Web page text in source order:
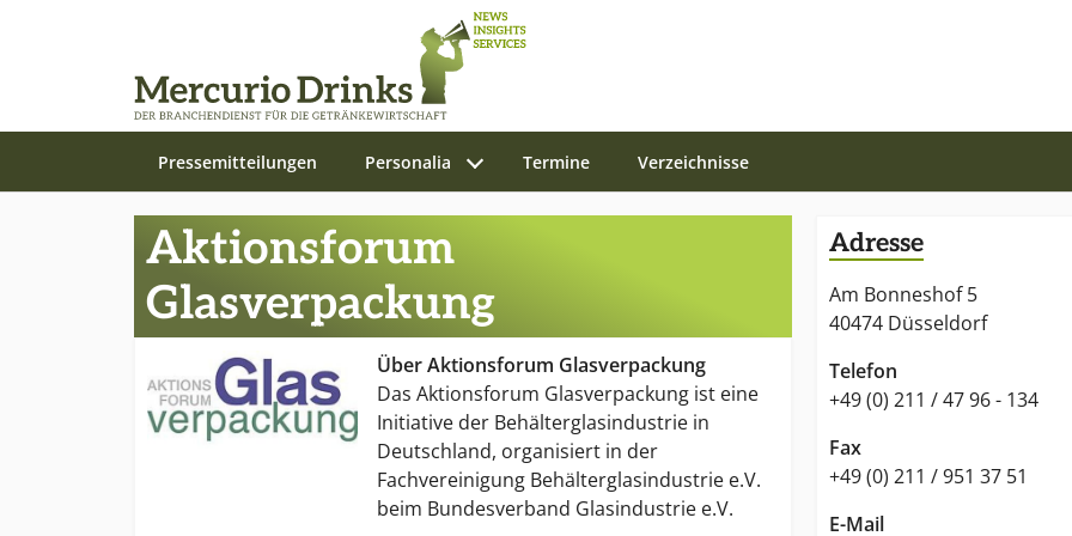
Pressemitteilungen Personalia Termine Verzeichnisse
Aktionsforum
Glasverpackung
Über Aktionsforum Glasverpackung
Das Aktionsforum Glasverpackung ist eine
Initiative der Behälterglasindustrie in
Deutschland, organisiert in der
Fachvereinigung Behälterglasindustrie e.V.
beim Bundesverband Glasindustrie e.V.
Adresse
Am Bonneshof 5
40474 Düsseldorf
Telefon
+49 (0) 211 / 47 96 - 134
Fax
+49 (0) 211 / 951 37 51
E-Mail